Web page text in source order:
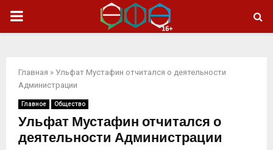
ОСНОВНОЕ
Главная » Ульфат Мустафин отчитался о деятельности
Администрации
Главное Общество
Ульфат Мустафин отчитался о
деятельности Администрации